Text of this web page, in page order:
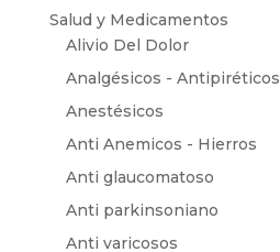
Salud y Medicamentos
Alivio Del Dolor
Analgésicos - Antipiréticos
Anestésicos
Anti Anemicos - Hierros
Anti glaucomatoso
Anti parkinsoniano
Anti varicosos